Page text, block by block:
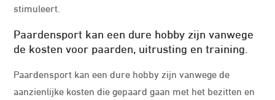
stimuleert.
Paardensport kan een dure hobby zijn vanwege
de kosten voor paarden, uitrusting en training.
Paardensport kan een dure hobby zijn vanwege de
aanzienlijke kosten die gepaard gaan met het bezitten en